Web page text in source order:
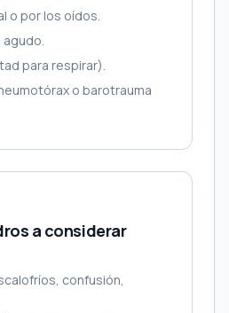
o por los oídos.
para respirar).
o barotrauma
a considerar
confusión,